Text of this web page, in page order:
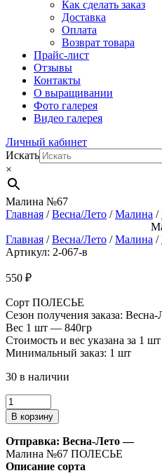
Как сделать заказ
Доставка
Оплата
Возврат товара
Прайс-лист
Отзывы
Контакты
О выращивании
Фото галерея
Видео галерея
Личный кабинет
Искать
×
Малина №67
Главная /Весна/Лето /Малина /
Главная /Весна/Лето /Малина /
Артикул: 2-067-в
550 ₽
Сорт ПОЛЕСЬЕ
Сезон получения заказа: Весна-
Вес 1 шт — 840гр
Стоимость и вес указана за 1 шт
Минимальный заказ: 1 шт
30 в наличии
Количество
товара
Малина
№67
В корзину
Отправка: Весна-Лето —
Малина №67 ПОЛЕСЬЕ
Описание сорта